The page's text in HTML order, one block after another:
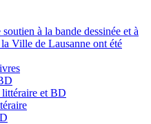
à la bande dessinée et à
Ville de Lausanne ont été
littéraire et BD